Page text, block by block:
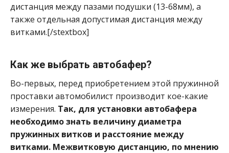
дистанция между пазами подушки (13-68мм), а
также отдельная допустимая дистанция между
витками.[/stextbox]
Как же выбрать автобафер?
Во-первых, перед приобретением этой пружинной
проставки автомобилист производит кое-какие
измерения. Так, для установки автобафера
необходимо знать величину диаметра
пружинных витков и расстояние между
витками. Межвитковую дистанцию, по мнению